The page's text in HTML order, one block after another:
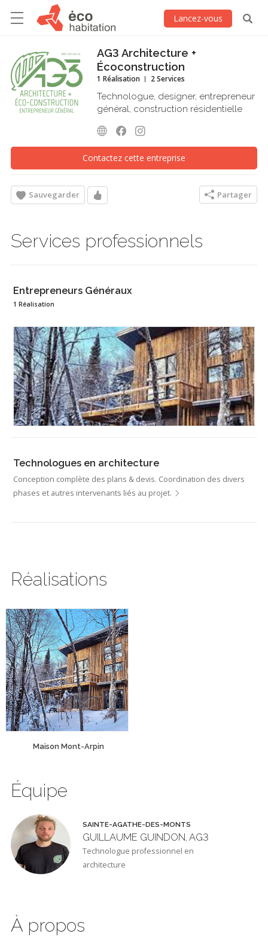
Lancez-vous
AG3 Architecture +
Écoconstruction
1 Réalisation 2 Services
Technologue, designer, entrepreneur
général, construction résidentielle
Contactez cette entreprise
Sauvegarder Partager
Services professionnels
Entrepreneurs Généraux
1 Réalisation
Technologues en architecture
Conception complète des plans & devis. Coordination des divers
phases et autres intervenants liés au projet.
Réalisations
Maison Mont-Arpin
Équipe
SAINTE-AGATHE-DES-MONTS
GUILLAUME GUINDON, AG3
Technologue professionnel en
architecture
À propos